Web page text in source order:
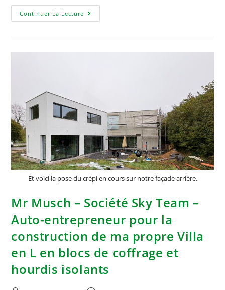
Continuer La Lecture
Et voici la pose du crépi en cours sur notre façade arrière.
Mr Musch – Société Sky Team –
Auto-entrepreneur pour la
construction de ma propre Villa
en L en blocs de coffrage et
hourdis isolants